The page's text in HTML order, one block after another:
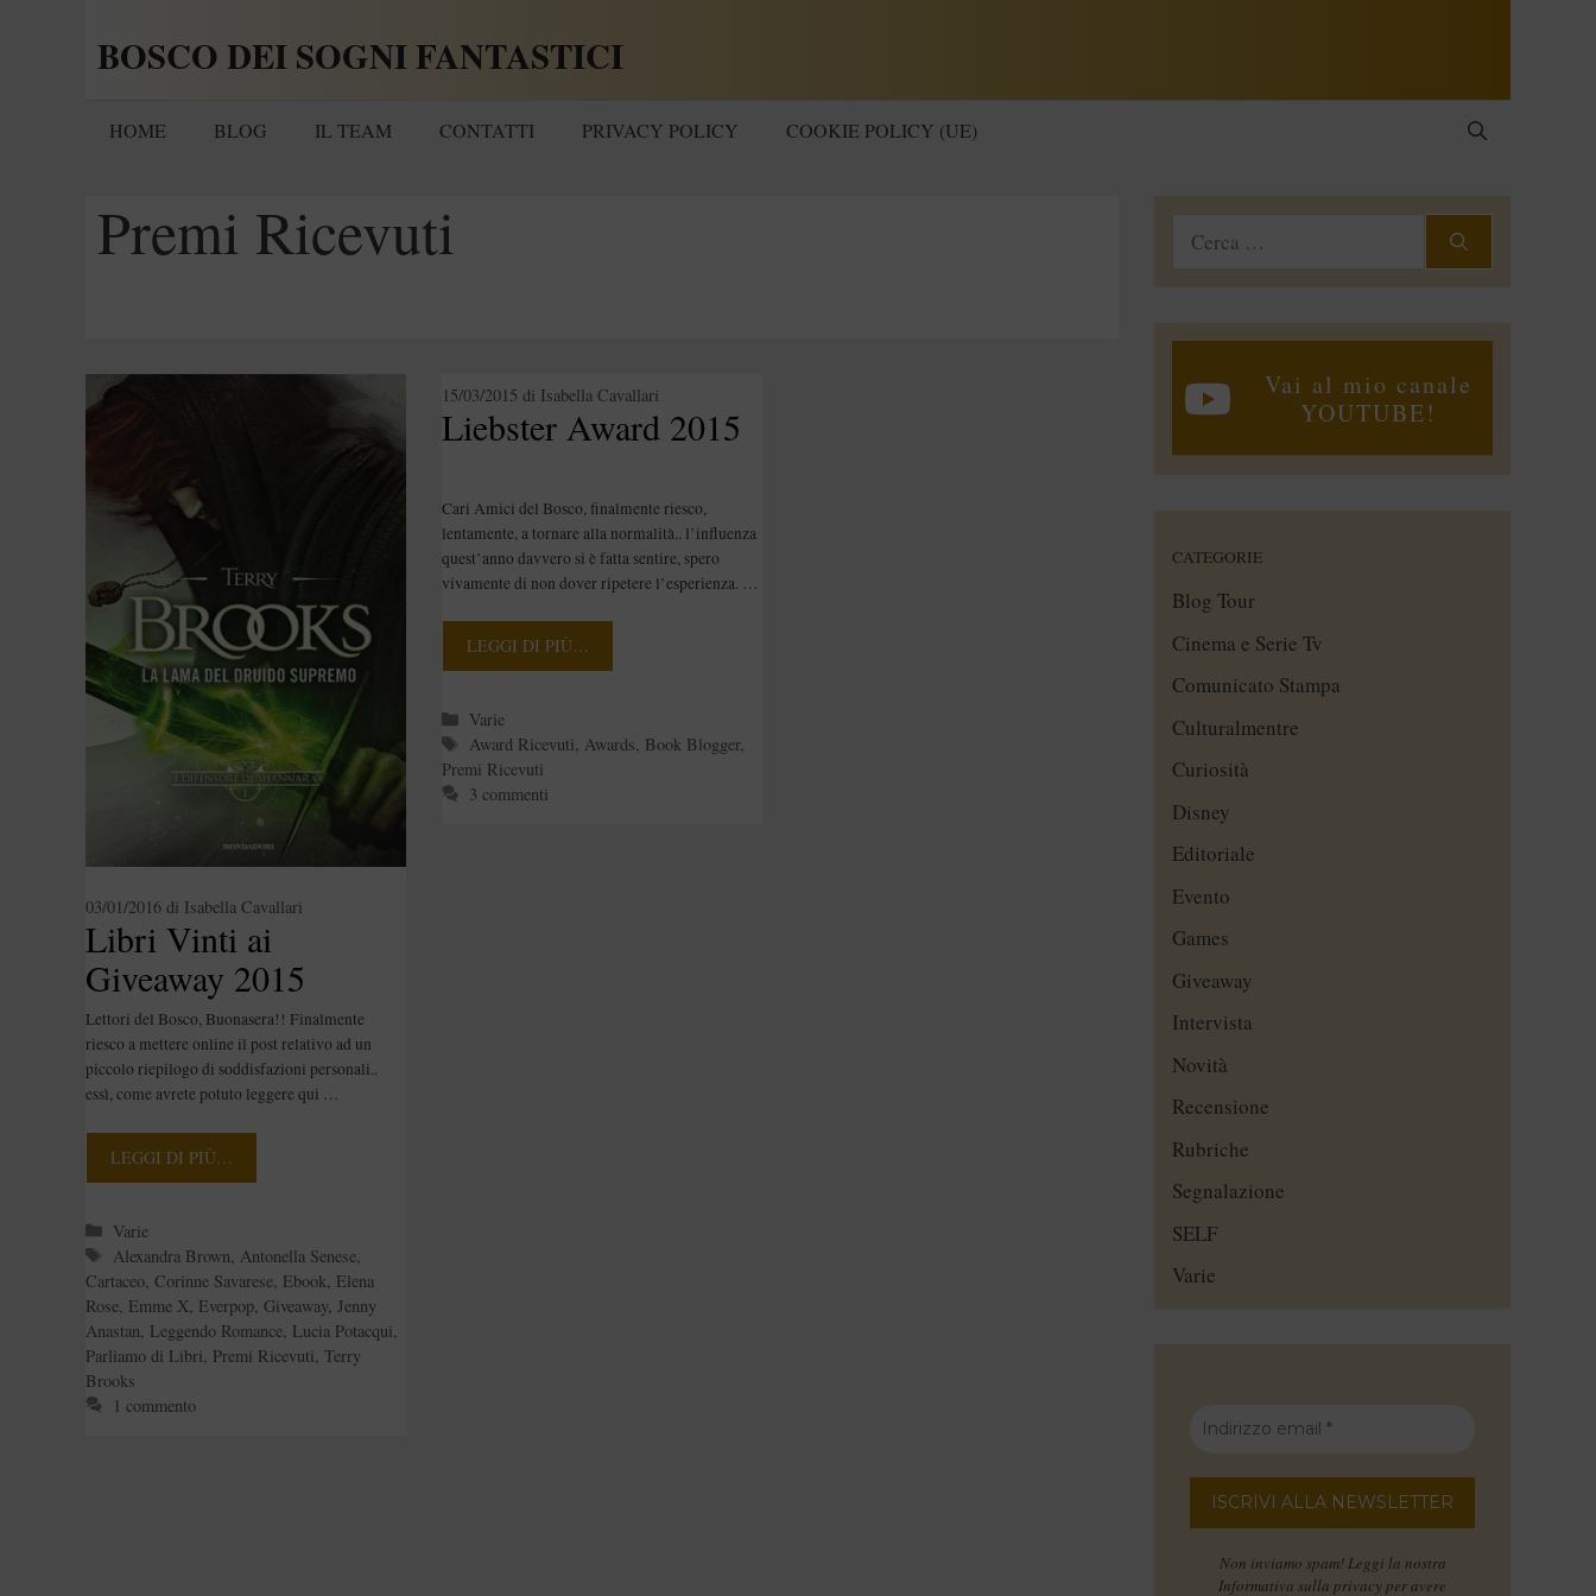
BOSCO DEI SOGNI FANTASTICI
HOME BLOG IL TEAM CONTATTI PRIVACY POLICY COOKIE POLICY (UE)
Premi Ricevuti
Libri Vinti ai
Giveaway 2015
03/01/2016 di Isabella Cavallari
Lettori del Bosco, Buonasera!! Finalmente
riesco a mettere online il post relativo ad un
piccolo riepilogo di soddisfazioni personali..
essì, come avrete potuto leggere qui …
LEGGI DI PIÙ…
Categorie
Varie
Tag
Alexandra Brown Antonella Senese
Cartaceo Corinne Savarese Ebook Elena
Rose Emme X Everpop Giveaway Jenny
Anastan Leggendo Romance Lucia Potacqui
Parliamo di Libri Premi Ricevuti Terry
Brooks
1 commento
Liebster Award 2015
15/03/2015 di Isabella Cavallari
Cari Amici del Bosco, finalmente riesco,
lentamente, a tornare alla normalità.. l’influenza
quest’anno davvero si è fatta sentire, spero
vivamente di non dover ripetere l’esperienza. …
LEGGI DI PIÙ…
Categorie
Varie
Tag
Award Ricevuti Awards Book Blogger,
Premi Ricevuti
3 commenti
Ricerca
Vai al mio canale
YOUTUBE!
CATEGORIE
Blog Tour
Cinema e Serie Tv
Comunicato Stampa
Culturalmentre
Curiosità
Disney
Editoriale
Evento
Games
Giveaway
Intervista
Novità
Recensione
Rubriche
Segnalazione
SELF
Varie
Non inviamo spam! Leggi la nostra
Informativa sulla privacy per avere